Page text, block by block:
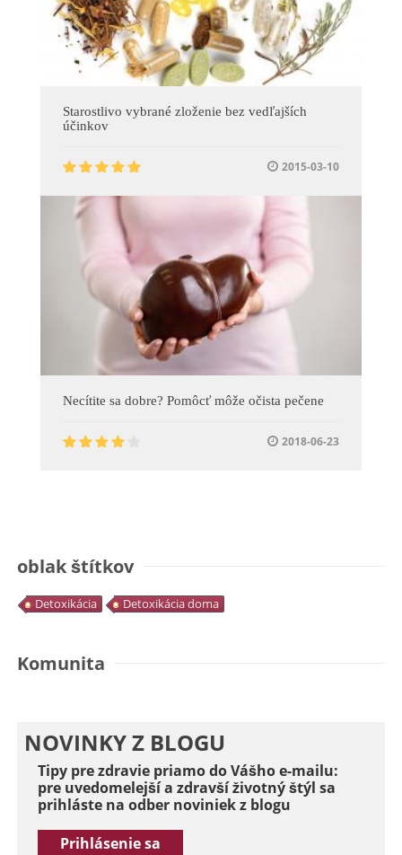
Starostlivo vybrané zloženie bez vedľajších
účinkov
2015-03-10
Necítite sa dobre? Pomôcť môže očista pečene
2018-06-23
oblak štítkov
Detoxikácia Detoxikácia doma
Komunita
NOVINKY Z BLOGU
Tipy pre zdravie priamo do Vášho e-mailu:
pre uvedomelejší a zdravší životný štýl sa
prihláste na odber noviniek z blogu
Prihlásenie sa